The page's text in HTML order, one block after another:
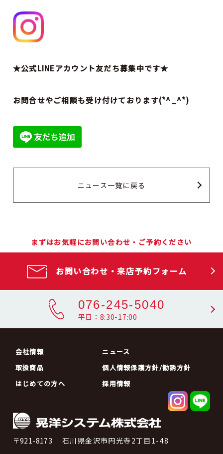
★公式LINEアカウント友だち募集中です★
お問合せやご相談も受け付けております(*^_^*)
ニュース一覧に戻る
まずはお気軽にお問い合わせ・ご予約ください
お問い合わせ・来店予約フォーム
076-245-5040
平日：8:30-17:00
会社情報
はじめての方へ
個人情報保護方針/勧誘方針
取扱商品
ニュース
採用情報
〒921-8173 石川県金沢市円光寺2丁目1-48